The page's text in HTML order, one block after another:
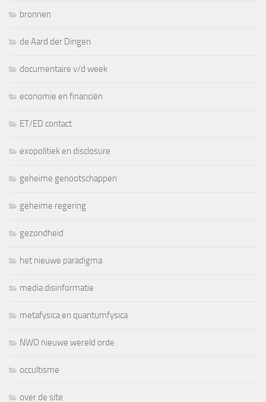
bronnen
de Aard der Dingen
documentaire v/d week
economie en financiën
ET/ED contact
exopolitiek en disclosure
geheime genootschappen
geheime regering
gezondheid
het nieuwe paradigma
media disinformatie
metafysica en quantumfysica
NWO nieuwe wereld orde
occultisme
over de site